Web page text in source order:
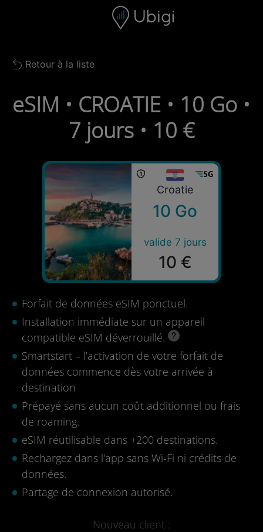
Barre de navigation Bas de page
Back to list
Retour à la liste
eSIM • CROATIE • 10 Go •
7 jours • 10 €
Croatie
10 Go
valide 7 jours
10 €
Forfait de données eSIM ponctuel.
Installation immédiate sur un appareil
compatible eSIM déverrouillé.
Smartstart – l’activation de votre forfait de
données commence dès votre arrivée à
destination
Prépayé sans aucun coût additionnel ou frais
de roaming.
eSIM réutilisable dans +200 destinations.
Rechargez dans l'app sans Wi-Fi ni crédits de
données.
Partage de connexion autorisé.
Nouveau client :